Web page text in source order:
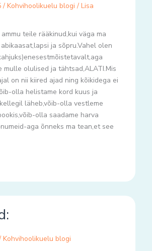
/ Kohvihoolikuelu blogi / Lisa
teile rääkinud,kui väga ma
ja sõpru.Vahel olen
mulle olulised ja tähtsad,ALATI.Mis
on nii kiired ajad ning kõikidega ei
olla helistame kord kuus ja
läheb,võib-olla vestleme
olla saadame harva
aga õnneks ma tean,et see
Kohvihoolikuelu blogi